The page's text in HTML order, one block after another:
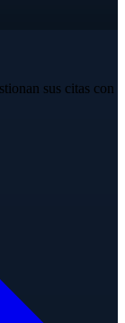
sus citas con